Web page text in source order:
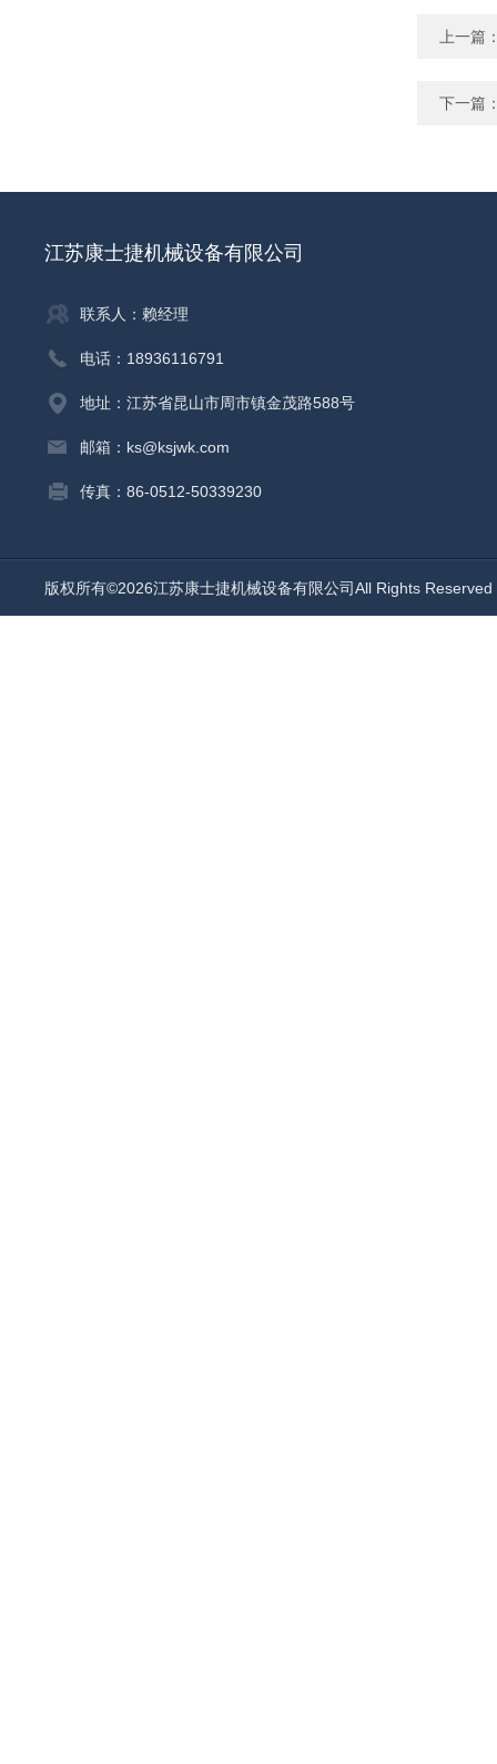
上一篇
下一篇
江苏康士捷机械设备有限公司
联系人：赖经理
电话：18936116791
地址：江苏省昆山市周市镇金茂路588号
邮箱：ks@ksjwk.com
传真：86-0512-50339230
版权所有©2026江苏康士捷机械设备有限公司All Rights